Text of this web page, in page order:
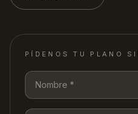
PÍDENOS TU PLANO